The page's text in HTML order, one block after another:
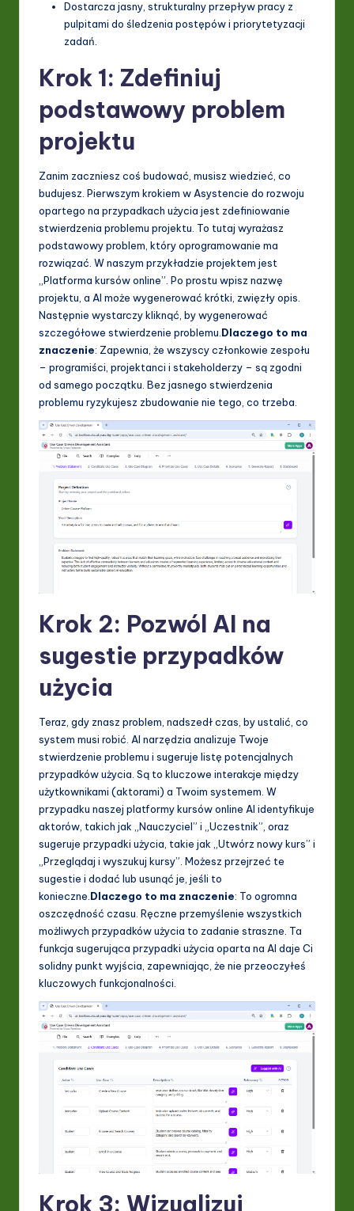
ti
o
Dostarcza jasny, strukturalny przepływ pracy z
pulpitami do śledzenia postępów i priorytetyzacji
zadań.
Krok 1: Zdefiniuj
podstawowy problem
projektu
Zanim zaczniesz coś budować, musisz wiedzieć, co
budujesz. Pierwszym krokiem w Asystencie do rozwoju
opartego na przypadkach użycia jest zdefiniowanie
stwierdzenia problemu projektu. To tutaj wyrażasz
podstawowy problem, który oprogramowanie ma
rozwiązać. W naszym przykładzie projektem jest
„Platforma kursów online”. Po prostu wpisz nazwę
projektu, a AI może wygenerować krótki, zwięzły opis.
Następnie wystarczy kliknąć, by wygenerować
szczegółowe stwierdzenie problemu. Dlaczego to ma
znaczenie: Zapewnia, że wszyscy członkowie zespołu
– programiści, projektanci i stakeholderzy – są zgodni
od samego początku. Bez jasnego stwierdzenia
problemu ryzykujesz zbudowanie nie tego, co trzeba.
Krok 2: Pozwól AI na
sugestie przypadków
użycia
Teraz, gdy znasz problem, nadszedł czas, by ustalić, co
system musi robić. AI narzędzia analizuje Twoje
stwierdzenie problemu i sugeruje listę potencjalnych
przypadków użycia. Są to kluczowe interakcje między
użytkownikami (aktorami) a Twoim systemem. W
przypadku naszej platformy kursów online AI identyfikuje
aktorów, takich jak „Nauczyciel” i „Uczestnik”, oraz
sugeruje przypadki użycia, takie jak „Utwórz nowy kurs” i
„Przeglądaj i wyszukuj kursy”. Możesz przejrzeć te
sugestie i dodać lub usunąć je, jeśli to
konieczne. Dlaczego to ma znaczenie: To ogromna
oszczędność czasu. Ręczne przemyślenie wszystkich
możliwych przypadków użycia to zadanie straszne. Ta
funkcja sugerująca przypadki użycia oparta na AI daje Ci
solidny punkt wyjścia, zapewniając, że nie przeoczyłeś
kluczowych funkcjonalności.
Krok 3: Wizualizuj